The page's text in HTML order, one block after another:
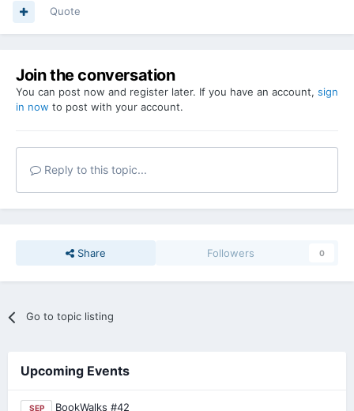
Quote
Join the conversation
You can post now and register later. If you have an account, sign
in now to post with your account.
Reply to this topic...
Share Followers 0
Go to topic listing
Upcoming Events
SEP BookWalks #42